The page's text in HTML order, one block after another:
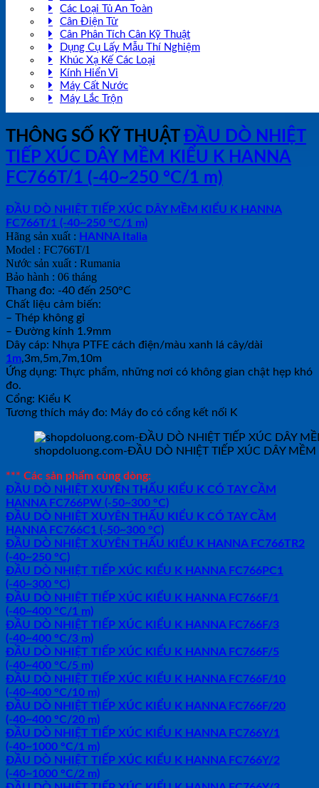
Các Loại Tủ An Toàn
Cân Điện Tử
Cân Phân Tích Cân Kỹ Thuật
Dụng Cụ Lấy Mẫu Thí Nghiệm
Khúc Xạ Kế Các Loại
Kính Hiển Vi
Máy Cất Nước
Máy Lắc Trộn
THÔNG SỐ KỸ THUẬT ĐẦU DÒ NHIỆT
TIẾP XÚC DÂY MỀM KIỂU K HANNA
FC766T/1 (-40~250 °C/1 m)
ĐẦU DÒ NHIỆT TIẾP XÚC DÂY MỀM KIỂU K HANNA
FC766T/1 (-40~250 °C/1 m)
Hãng sản xuất : HANNA Italia
Model : FC766T/1
Nước sản xuất : Rumania
Bảo hành : 06 tháng
Thang đo: -40 đến 250°C
Chất liệu cảm biến:
– Thép không gỉ
– Đường kính 1.9mm
Dây cáp: Nhựa PTFE cách điện/màu xanh lá cây/dài
1m,3m,5m,7m,10m
Ứng dụng: Thực phẩm, những nơi có không gian chật hẹp khó
đo.
Cổng: Kiểu K
Tương thích máy đo: Máy đo có cổng kết nối K
shopdoluong.com-ĐẦU DÒ NHIỆT TIẾP XÚC DÂY
*** Các sản phẩm cùng dòng:
ĐẦU DÒ NHIỆT XUYÊN THẤU KIỂU K CÓ TAY CẦM
HANNA FC766PW (-50~300 °C)
ĐẦU DÒ NHIỆT XUYÊN THẤU KIỂU K CÓ TAY CẦM
HANNA FC766C1 (-50~300 °C)
ĐẦU DÒ NHIỆT XUYÊN THẤU KIỂU K HANNA FC766TR2
(-40~250 °C)
ĐẦU DÒ NHIỆT TIẾP XÚC KIỂU K HANNA FC766PC1
(-40~300 °C)
ĐẦU DÒ NHIỆT TIẾP XÚC KIỂU K HANNA FC766F/1
(-40~400 °C/1 m)
ĐẦU DÒ NHIỆT TIẾP XÚC KIỂU K HANNA FC766F/3
(-40~400 °C/3 m)
ĐẦU DÒ NHIỆT TIẾP XÚC KIỂU K HANNA FC766F/5
(-40~400 °C/5 m)
ĐẦU DÒ NHIỆT TIẾP XÚC KIỂU K HANNA FC766F/10
(-40~400 °C/10 m)
ĐẦU DÒ NHIỆT TIẾP XÚC KIỂU K HANNA FC766F/20
(-40~400 °C/20 m)
ĐẦU DÒ NHIỆT TIẾP XÚC KIỂU K HANNA FC766Y/1
(-40~1000 °C/1 m)
ĐẦU DÒ NHIỆT TIẾP XÚC KIỂU K HANNA FC766Y/2
(-40~1000 °C/2 m)